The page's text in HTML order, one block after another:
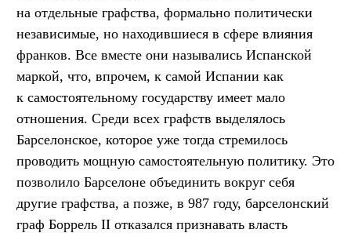
на отдельные графства, формально политически
независимые, но находившиеся в сфере влияния
франков. Все вместе они назывались Испанской
маркой, что, впрочем, к самой Испании как
к самостоятельному государству имеет мало
отношения. Среди всех графств выделялось
Барселонское, которое уже тогда стремилось
проводить мощную самостоятельную политику. Это
позволило Барселоне объединить вокруг себя
другие графства, а позже, в 987 году, барселонский
граф Боррель II отказался признавать власть